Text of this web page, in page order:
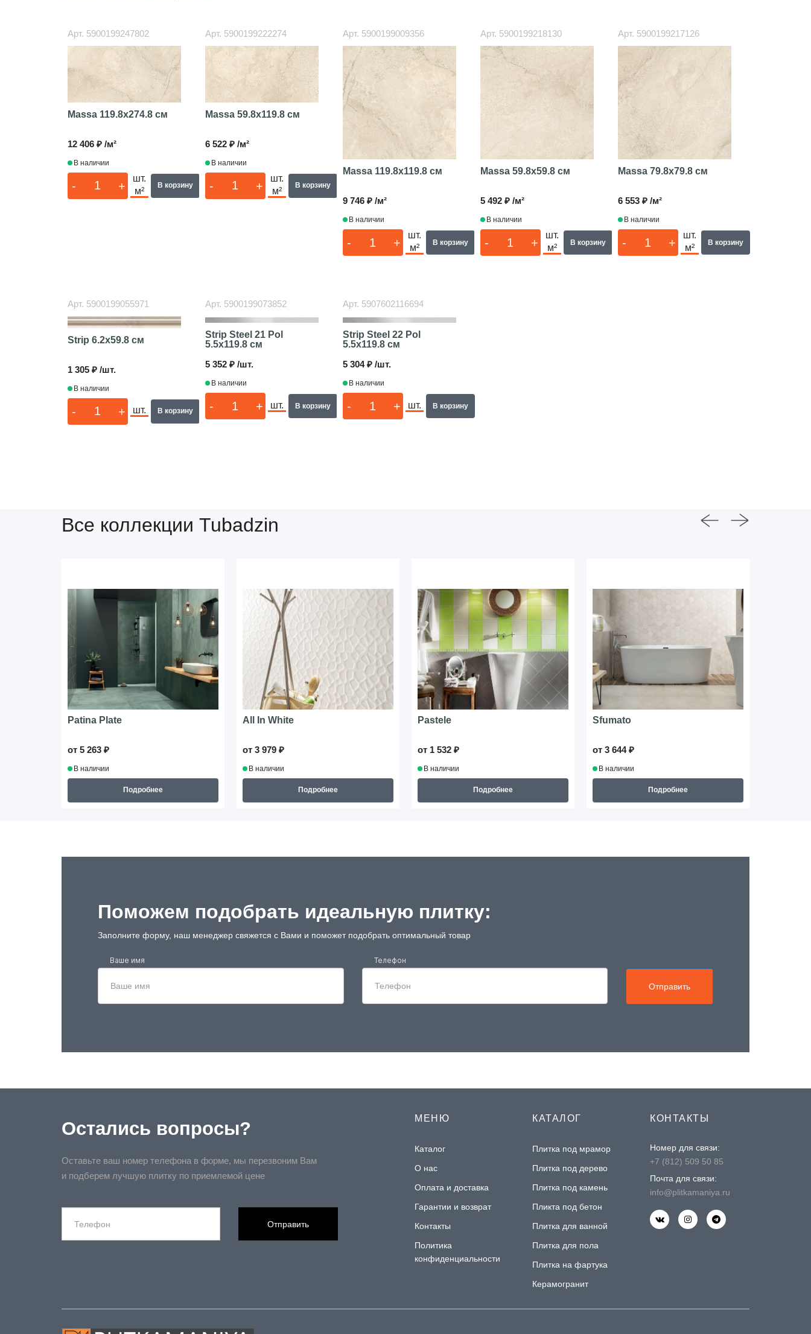
Арт. 5900199247802
Massa 119.8x274.8 см
12 406 ₽ /м²
В наличии
- +
шт.
м²
В корзину
Арт. 5900199222274
Massa 59.8x119.8 см
6 522 ₽ /м²
В наличии
- +
шт.
м²
В корзину
Арт. 5900199009356
Massa 119.8x119.8 см
9 746 ₽ /м²
В наличии
- +
шт.
м²
В корзину
Арт. 5900199218130
Massa 59.8x59.8 см
5 492 ₽ /м²
В наличии
- +
шт.
м²
В корзину
Арт. 5900199217126
Massa 79.8x79.8 см
6 553 ₽ /м²
В наличии
- +
шт.
м²
В корзину
Арт. 5900199055971
Strip 6.2x59.8 см
1 305 ₽ /шт.
В наличии
- + шт. В корзину
Арт. 5900199073852
Strip Steel 21 Pol
5.5x119.8 см
5 352 ₽ /шт.
В наличии
- + шт. В корзину
Арт. 5907602116694
Strip Steel 22 Pol
5.5x119.8 см
5 304 ₽ /шт.
В наличии
- + шт. В корзину
Все коллекции Tubadzin
Patina Plate
от 5 263 ₽
В наличии
Подробнее
All In White
от 3 979 ₽
В наличии
Подробнее
Pastele
от 1 532 ₽
В наличии
Подробнее
Sfumato
от 3 644 ₽
В наличии
Подробнее
Поможем подобрать идеальную плитку:
Заполните форму, наш менеджер свяжется с Вами и поможет подобрать оптимальный товар
Ваше имя Телефон
Отправить
Остались вопросы?
Оставьте ваш номер телефона в форме, мы перезвоним Вам
и подберем лучшую плитку по приемлемой цене
Отправить
МЕНЮ
Каталог
О нас
Оплата и доставка
Гарантии и возврат
Контакты
Политика
конфиденциальности
КАТАЛОГ
Плитка под мрамор
Плитка под дерево
Плитка под камень
Пликта под бетон
Плитка для ванной
Плитка для пола
Плитка на фартука
Керамогранит
КОНТАКТЫ
Номер для связи:
+7 (812) 509 50 85
Почта для связи:
info@plitkamaniya.ru